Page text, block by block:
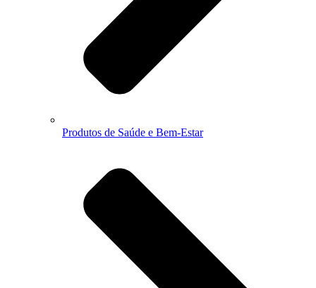
Produtos de Saúde e Bem-Estar